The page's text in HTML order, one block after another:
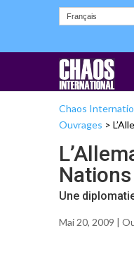
Français
Chaos
Ouvrages >
Une
Mai 20, 2009 |